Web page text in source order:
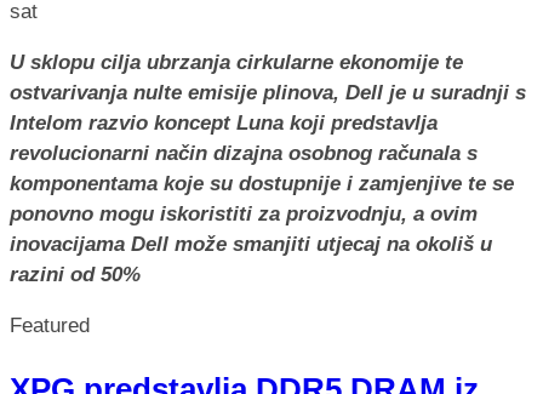
U sklopu cilja ubrzanja cirkularne ekonomije te
ostvarivanja nulte emisije plinova, Dell je u suradnji s
Intelom razvio koncept Luna koji predstavlja
revolucionarni način dizajna osobnog računala s
komponentama koje su dostupnije i zamjenjive te se
ponovno mogu iskoristiti za proizvodnju, a ovim
inovacijama Dell može smanjiti utjecaj na okoliš u
razini od 50%
Featured